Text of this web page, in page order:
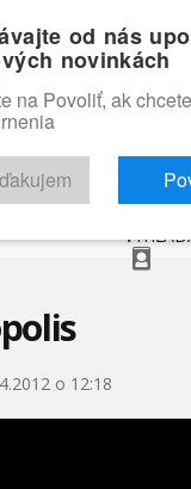
TRAILERY
o 12:18
od nás
novinkách
na Povoliť, ak